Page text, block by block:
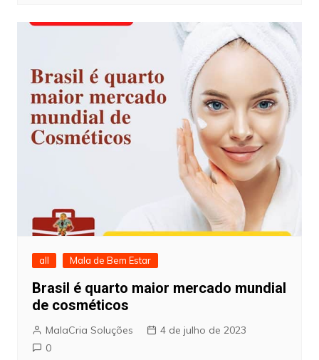
all Mala de Bem Estar
Brasil é quarto maior mercado mundial
de cosméticos
MalaCria Soluções
4 de julho de 2023
0